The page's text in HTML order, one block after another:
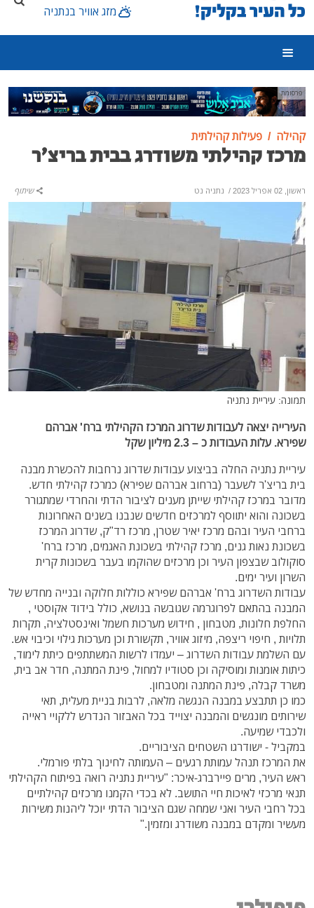
מזג אוויר בנתניה
פרסומת
קהילה פעילות קהילתית
מרכז קהילתי משודרג בבית בריצ'ר
ראשון, 02 אפריל 2023 / נתניה נט שיתוף
תמונה: עיריית נתניה
העירייה יצאה לעבודות שדרוג המרכז הקהילתי ברח' אברהם
שפירא. עלות העבודות כ – 2.3 מיליון שקל
עיריית נתניה החלה בביצוע עבודות שדרוג נרחבות להכשרת מבנה
בית בריצ'ר לשעבר (ברחוב אברהם שפירא) כמרכז קהילתי חדש.
מדובר במרכז קהילתי שייתן מענים לציבור הדתי והחרדי שמתגורר
בשכונה והוא יתווסף למרכזים חדשים שנבנו בשנים האחרונות
ברחבי העיר ובהם מרכז יאיר שטרן, מרכז רד"ק, שדרוג המרכז
בשכונת נאות גנים, מרכז קהילתי בשכונת האגמים, מרכז ברח'
סוקולוב שבצפון העיר וכן מרכזים שהוקמו בעבר בשכונות קרית
השרון ועיר ימים.
עבודות השדרוג ברח' אברהם שפירא כוללות חלוקה ובנייה מחדש של
המבנה בהתאם לפרוגרמה שגובשה בנושא, כולל בידוד אקוסטי ,
החלפת חלונות, מטבחון , חידוש מערכות חשמל ואינסטלציה, תקרות
תלויות , חיפוי ריצפה, מיזוג אוויר, תקשורת וכן מערכות גילוי וכיבוי אש.
עם השלמת עבודות השדרוג – יעמדו לרשות המשתתפים כיתת לימוד,
כיתות אומנות ומוסיקה וכן סטודיו למחול, פינת המתנה, חדר אב בית,
משרד קבלה, פינת המתנה ומטבחון.
כמו כן תתבצע במבנה הנגשה מלאה, לרבות בניית מעלית, תאי
שירותים מונגשים והמבנה יצוייד בכל האבזור הנדרש ללקויי ראייה
ולכבדי שמיעה.
במקביל - ישודרגו השטחים הציבוריים.
את המרכז תנהל עמותת רגעים – העמותה לחינוך בלתי פורמלי.
ראש העיר, מרים פיירברג-איכר: "עיריית נתניה רואה בפיתוח הקהילתי
תנאי מרכזי לאיכות חיי התושב. לא בכדי הקמנו מרכזים קהילתיים
בכל רחבי העיר ואני שמחה שגם הציבור הדתי יוכל ליהנות משירות
מעשיר ומקדם במבנה משודרג ומזמין."